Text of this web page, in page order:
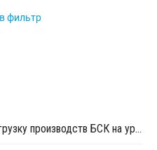
фильтр
Китайская Shen Hua держит загрузку производств БСК на уровне 80%